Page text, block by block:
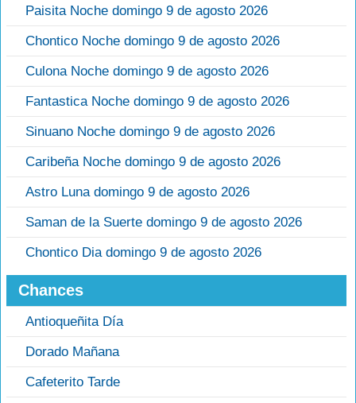
Paisita Noche domingo 9 de agosto 2026
Chontico Noche domingo 9 de agosto 2026
Culona Noche domingo 9 de agosto 2026
Fantastica Noche domingo 9 de agosto 2026
Sinuano Noche domingo 9 de agosto 2026
Caribeña Noche domingo 9 de agosto 2026
Astro Luna domingo 9 de agosto 2026
Saman de la Suerte domingo 9 de agosto 2026
Chontico Dia domingo 9 de agosto 2026
Chances
Antioqueñita Día
Dorado Mañana
Cafeterito Tarde